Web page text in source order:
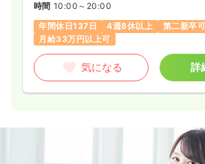
時間 10:00～20:00
年間休日137日
4週8休以上
第二新卒可
月給33万円以上可
気になる 詳